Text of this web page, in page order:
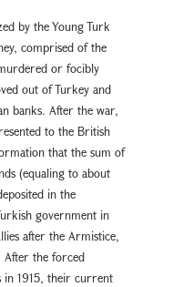
by the Young Turk
comprised of the
or focibly
out of Turkey and
banks. After the war,
to the British
that the sum of
(equaling to about
in the
government in
after the Armistice,
After the forced
in 1915, their current